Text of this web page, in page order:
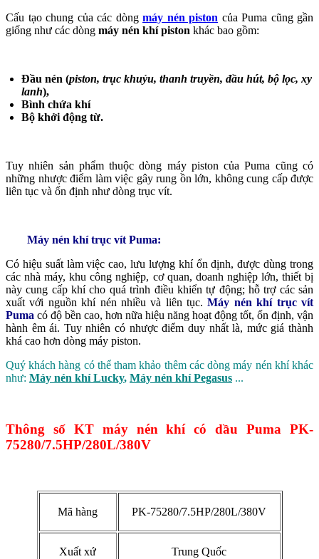
Cấu tạo chung của các dòng máy nén piston của Puma cũng gần
giống như các dòng máy nén khí piston khác bao gồm:
Đầu nén (piston, trục khuỷu, thanh truyền, đầu hút, bộ lọc, xy
lanh),
Bình chứa khí
Bộ khởi động từ.
Tuy nhiên sản phẩm thuộc dòng máy piston của Puma cũng có
những nhược điểm làm việc gây rung ồn lớn, không cung cấp được
liên tục và ổn định như dòng trục vít.
Máy nén khí trục vít Puma:
Có hiệu suất làm việc cao, lưu lượng khí ổn định, được dùng trong
các nhà máy, khu công nghiệp, cơ quan, doanh nghiệp lớn, thiết bị
này cung cấp khí cho quá trình điều khiển tự động; hỗ trợ các sản
xuất với nguồn khí nén nhiều và liên tục.Máy nén khí trục vít
Puma có độ bền cao, hơn nữa hiệu năng hoạt động tốt, ổn định, vận
hành êm ái. Tuy nhiên có nhược điểm duy nhất là, mức giá thành
khá cao hơn dòng máy piston.
Quý khách hàng có thể tham khảo thêm các dòng máy nén khí khác
như: Máy nén khí Lucky, Máy nén khí Pegasus ...
Thông số KT máy nén khí có dầu Puma PK-
75280/7.5HP/280L/380V
Mã hàng PK-75280/7.5HP/280L/380V
Xuất xứ Trung Quốc